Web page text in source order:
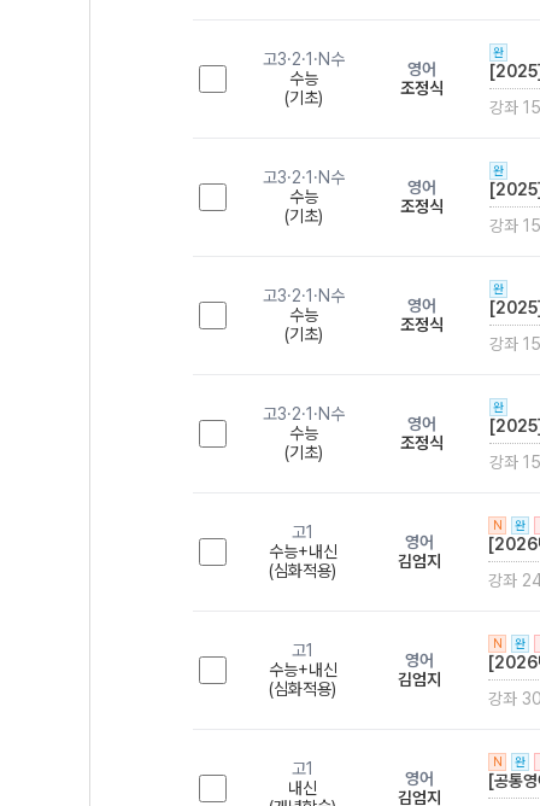
고3·2·1·N수
수능
(기초)
영어
조정식
완
강좌
고3·2·1·N수
수능
(기초)
영어
조정식
완
강좌
고3·2·1·N수
수능
(기초)
영어
조정식
완
강좌
고3·2·1·N수
수능
(기초)
영어
조정식
완
강좌
고1
수능+내신
(심화적용)
영어
김엄지
N 완
[2026
강좌
고1
수능+내신
(심화적용)
영어
김엄지
N 완
[2026
강좌
고1
내신
영어
김엄지
N 완
[공통